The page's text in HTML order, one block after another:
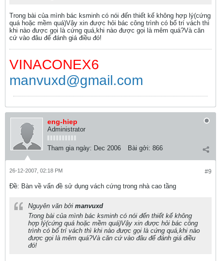
Trong bài của mình bác ksminh có nói đến thiết kế không hợp lý(cứng
quá hoặc mềm quá)Vậy xin được hỏi bác công trình có bố trí vách thì
khi nào được gọi là cứng quá,khi nào được gọi là mêm quá?Và căn
cứ vào đâu để đánh giá điều đó!
VINACONEX6
manvuxd@gmail.com
eng-hiep
Administrator
Tham gia ngày: Dec 2006 Bài gởi: 866
#9
26-12-2007, 02:18 PM
Ðề: Bàn về vấn đề sử dụng vách cứng trong nhà cao tầng
Nguyên văn bởi manvuxd
Trong bài của mình bác ksminh có nói đến thiết kế không
hợp lý(cứng quá hoặc mềm quá)Vậy xin được hỏi bác công
trình có bố trí vách thì khi nào được gọi là cứng quá,khi nào
được gọi là mêm quá?Và căn cứ vào đâu để đánh giá điều
đó!